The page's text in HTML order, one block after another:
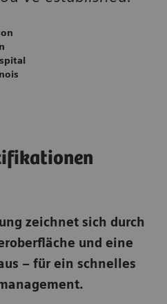
zeichnet sich durch
und eine
– für ein schnelles